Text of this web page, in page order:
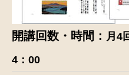
開講回数・時間： 月4
4：00